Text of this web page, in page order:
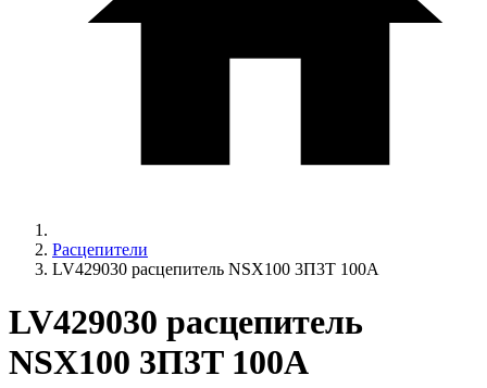
Расцепители
LV429030 расцепитель NSX100 3П3T 100A
LV429030 расцепитель
NSX100 3П3T 100A